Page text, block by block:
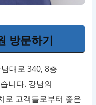
방문하기
대로 340, 8층
니다. 강남의
로 고객들로부터 좋은